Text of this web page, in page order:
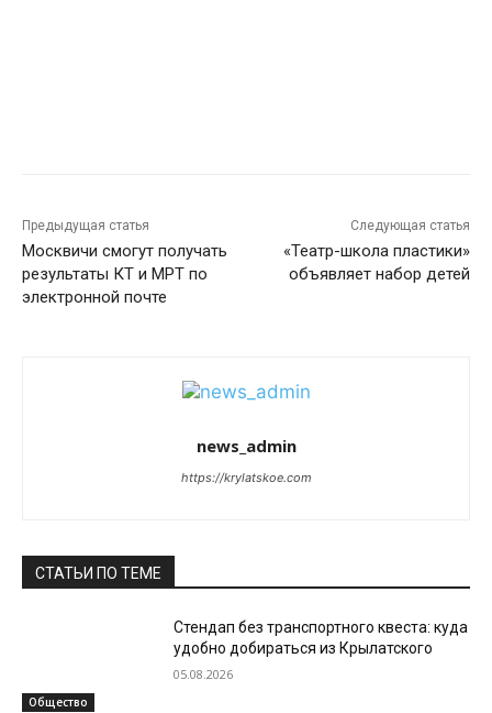
Предыдущая статья
Москвичи смогут получать
результаты КТ и МРТ по
электронной почте
Следующая статья
«Театр-школа пластики»
объявляет набор детей
news_admin
https://krylatskoe.com
СТАТЬИ ПО ТЕМЕ
Общество
Стендап без транспортного квеста: куда
удобно добираться из Крылатского
05.08.2026